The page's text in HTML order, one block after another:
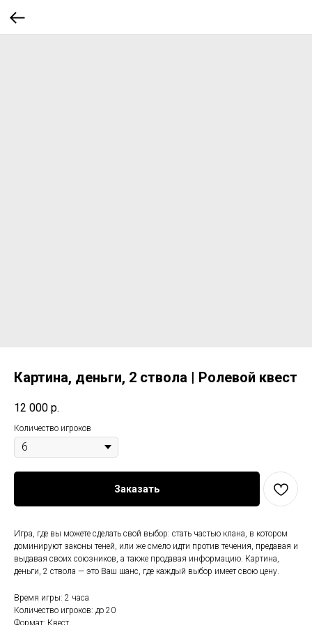
Картина, деньги, 2 ствола | Ролевой квест
12 000 р.
Количество игроков
Заказать
Игра, где вы можете сделать свой выбор: стать частью клана, в котором
доминируют законы теней, или же смело идти против течения, предавая и
выдавая своих союзников, а также продавая информацию. Картина,
деньги, 2 ствола — это Ваш шанс, где каждый выбор имеет свою цену.
Время игры: 2 часа
Количество игроков: до 20